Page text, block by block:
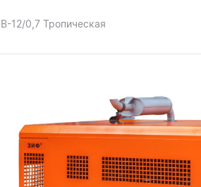
12/0,7 Тропическая